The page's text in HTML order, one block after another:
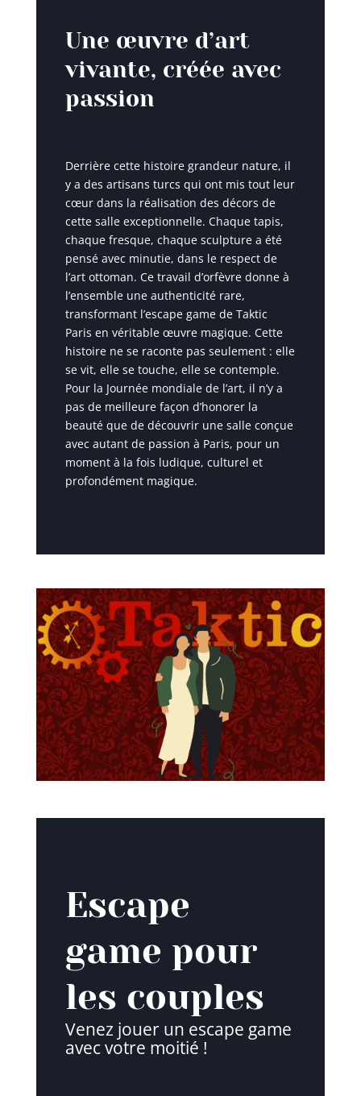
Une œuvre d’art
vivante, créée avec
passion
Derrière cette histoire grandeur nature, il
y a des artisans turcs qui ont mis tout leur
cœur dans la réalisation des décors de
cette salle exceptionnelle. Chaque tapis,
chaque fresque, chaque sculpture a été
pensé avec minutie, dans le respect de
l’art ottoman. Ce travail d’orfèvre donne à
l’ensemble une authenticité rare,
transformant l’escape game de Taktic
Paris en véritable œuvre magique. Cette
histoire ne se raconte pas seulement : elle
se vit, elle se touche, elle se contemple.
Pour la Journée mondiale de l’art, il n’y a
pas de meilleure façon d’honorer la
beauté que de découvrir une salle conçue
avec autant de passion à Paris, pour un
moment à la fois ludique, culturel et
profondément magique.
Escape
game pour
les couples
Venez jouer un escape game
avec votre moitié !